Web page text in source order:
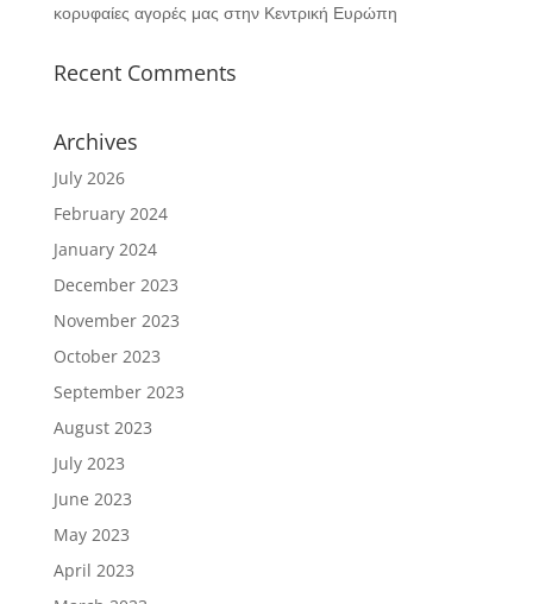
κορυφαίες αγορές μας στην Κεντρική Ευρώπη
Recent Comments
Archives
July 2026
February 2024
January 2024
December 2023
November 2023
October 2023
September 2023
August 2023
July 2023
June 2023
May 2023
April 2023